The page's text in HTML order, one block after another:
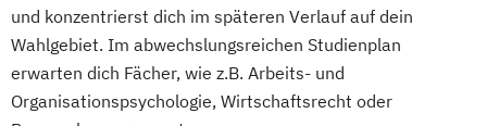
und konzentrierst dich im späteren Verlauf auf dein
Wahlgebiet. Im abwechslungsreichen Studienplan
erwarten dich Fächer, wie z.B. Arbeits- und
Organisationspsychologie, Wirtschaftsrecht oder